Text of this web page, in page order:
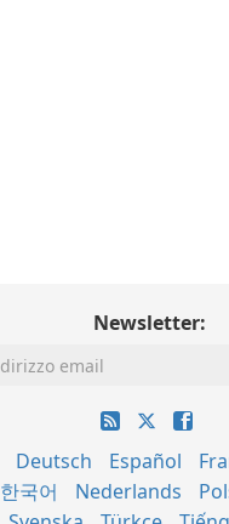
Newsletter:
Deutsch Español
한국어 Nederlands